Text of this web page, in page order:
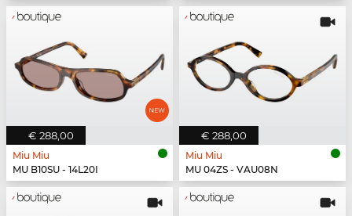
€ 288,00
Miu Miu
MU B10SU - 14L20I
€ 288,00
Miu Miu
MU 04ZS - VAU08N